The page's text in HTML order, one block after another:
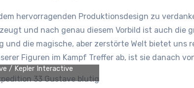
hervorragenden Produktionsdesign zu
und nach genau diesem Vorbild ist auch
und die magische, aber zerstörte Welt bietet
Figuren im Kampf Treffer ab, ist sie danach
/ Kepler Interactive